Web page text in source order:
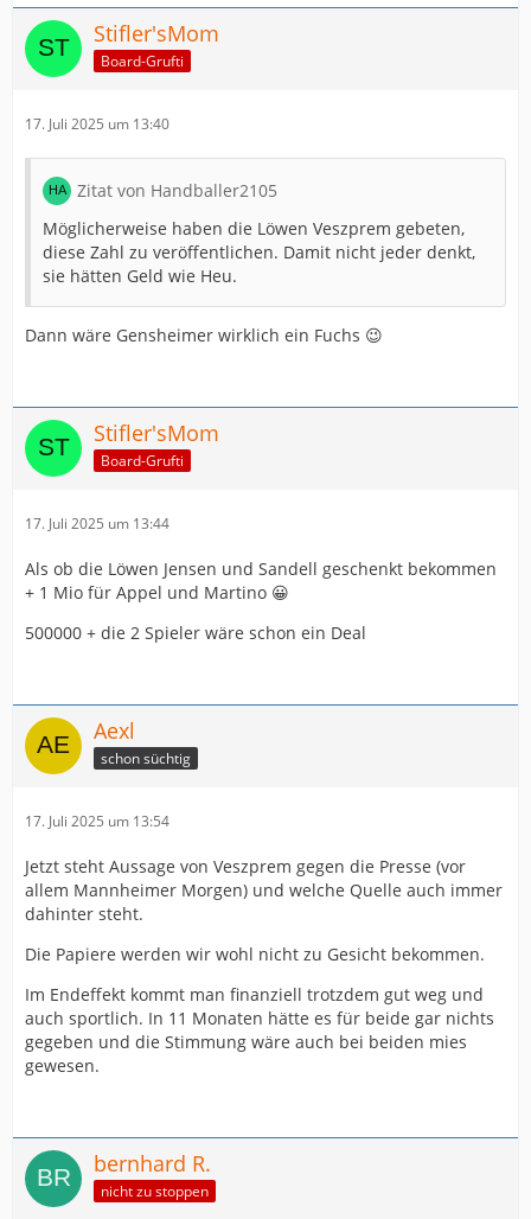
Stifler'sMom
Board-Grufti
17. Juli 2025 um 13:40
Zitat von Handballer2105
Möglicherweise haben die Löwen Veszprem gebeten,
diese Zahl zu veröffentlichen. Damit nicht jeder denkt,
sie hätten Geld wie Heu.
Dann wäre Gensheimer wirklich ein Fuchs 😉
Stifler'sMom
Board-Grufti
17. Juli 2025 um 13:44
Als ob die Löwen Jensen und Sandell geschenkt bekommen
+ 1 Mio für Appel und Martino 😀
500000 + die 2 Spieler wäre schon ein Deal
Aexl
schon süchtig
17. Juli 2025 um 13:54
Jetzt steht Aussage von Veszprem gegen die Presse (vor
allem Mannheimer Morgen) und welche Quelle auch immer
dahinter steht.
Die Papiere werden wir wohl nicht zu Gesicht bekommen.
Im Endeffekt kommt man finanziell trotzdem gut weg und
auch sportlich. In 11 Monaten hätte es für beide gar nichts
gegeben und die Stimmung wäre auch bei beiden mies
gewesen.
bernhard R.
nicht zu stoppen